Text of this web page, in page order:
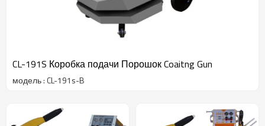
CL-191S Коробка подачи Порошок Coaitng Gun
модель : CL-191s-B